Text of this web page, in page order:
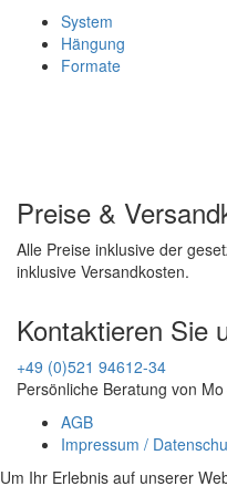
System
Hängung
Formate
Preise &
Alle Preise inklusive der
inklusive Versandkosten.
Kontaktieren Sie
+49 (0)521 94612-34
Persönliche Beratung von
AGB
Impressum /
Um Ihr Erlebnis auf unserer